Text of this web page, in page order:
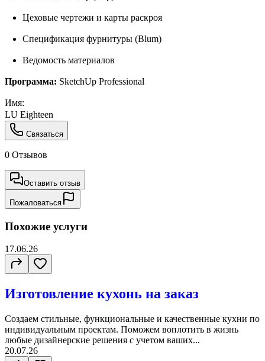
Цеховые чертежи и карты раскроя
Спецификация фурнитуры (Blum)
Ведомость материалов
Программа: SketchUp Professional
Имя:
LU Eighteen
Связаться
0 Отзывов
Оставить отзыв
Пожаловаться
Похожие услуги
17.06.26
Изготовление кухонь на заказ
Создаем стильные, функциональные и качественные кухни по
индивидуальным проектам. Поможем воплотить в жизнь
любые дизайнерские решения с учетом ваших...
20.07.26